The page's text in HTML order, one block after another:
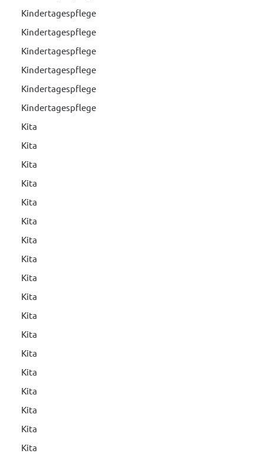
Kindertagespflege
Kindertagespflege
Kindertagespflege
Kindertagespflege
Kindertagespflege
Kindertagespflege
Kita
Kita
Kita
Kita
Kita
Kita
Kita
Kita
Kita
Kita
Kita
Kita
Kita
Kita
Kita
Kita
Kita
Kita